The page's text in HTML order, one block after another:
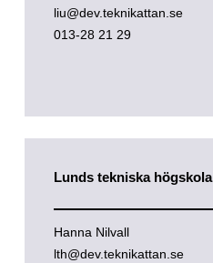
liu@dev.teknikattan.se
013-28 21 29
Lunds tekniska högskola
Hanna Nilvall
lth@dev.teknikattan.se